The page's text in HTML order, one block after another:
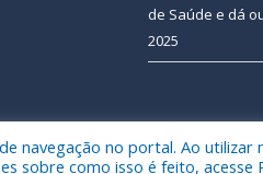
de Saúde e dá
2025
Municipal de Almeirim.
navegação no portal. Ao
sobre como isso é feito, acesse